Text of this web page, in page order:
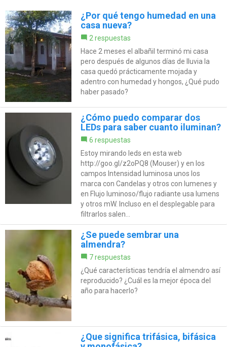
¿Por qué tengo humedad en una
casa nueva?
2 respuestas
Hace 2 meses el albañil terminó mi casa
pero después de algunos días de lluvia la
casa quedó prácticamente mojada y
adentro con humedad y hongos, ¿Qué pudo
haber pasado?
¿Cómo puedo comparar dos
LEDs para saber cuanto iluminan?
6 respuestas
Estoy mirando leds en esta web
http://goo.gl/z2oPQ8 (Mouser) y en los
campos Intensidad luminosa unos los
marca con Candelas y otros con lumenes y
en Flujo luminoso/flujo radiante usa lumens
y otros mW. Incluso en el desplegable para
filtrarlos salen...
¿Se puede sembrar una
almendra?
7 respuestas
¿Qué características tendría el almendro así
reproducido? ¿Cuál es la mejor época del
año para hacerlo?
¿Que significa trifásica, bifásica